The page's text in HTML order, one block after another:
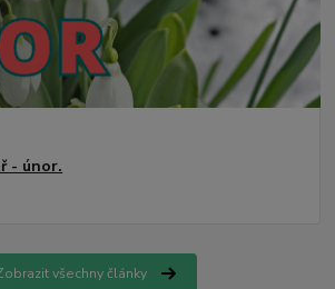
- únor.
všechny články